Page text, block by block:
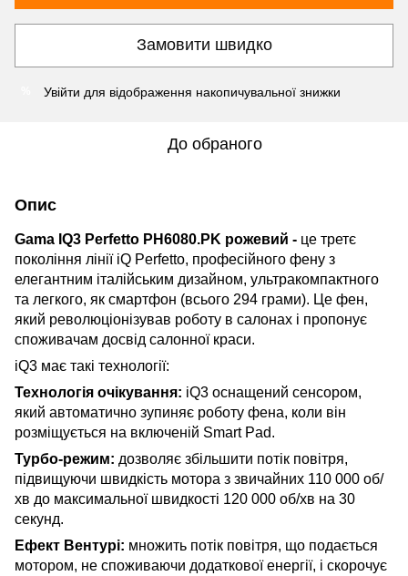
Замовити швидко
Увійти для відображення накопичувальної знижки
До обраного
Опис
Gama IQ3 Perfetto PH6080.PK рожевий - це третє
покоління лінії iQ Perfetto, професійного фену з
елегантним італійським дизайном, ультракомпактного
та легкого, як смартфон (всього 294 грами). Це фен,
який революціонізував роботу в салонах і пропонує
споживачам досвід салонної краси.
iQ3 має такі технології:
Технологія очікування: iQ3 оснащений сенсором,
який автоматично зупиняє роботу фена, коли він
розміщується на включеній Smart Pad.
Турбо-режим: дозволяє збільшити потік повітря,
підвищуючи швидкість мотора з звичайних 110 000 об/
хв до максимальної швидкості 120 000 об/хв на 30
секунд.
Ефект Вентурі: множить потік повітря, що подається
мотором, не споживаючи додаткової енергії, і скорочує